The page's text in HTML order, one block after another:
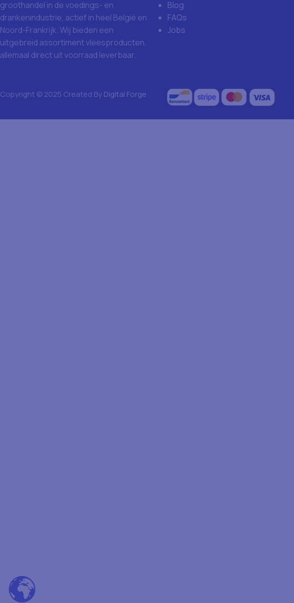
groothandel in de voedings- en
drankenindustrie, actief in heel België en
Noord-Frankrijk. Wij bieden een
uitgebreid assortiment vleesproducten,
allemaal direct uit voorraad leverbaar.
Blog
FAQs
Jobs
Copyright © 2025 Created ByDigital Forge